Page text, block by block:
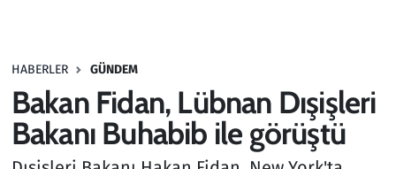
HABERLER GÜNDEM
Bakan Fidan, Lübnan Dışişleri
Bakanı Buhabib ile görüştü
Haber
Kültür Sanat